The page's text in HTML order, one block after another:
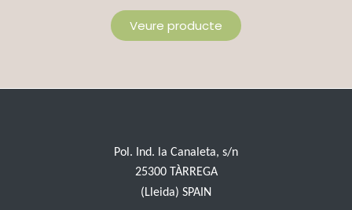
Veure producte
Pol. Ind. la Canaleta, s/n
25300 TÀRREGA
(Lleida) SPAIN